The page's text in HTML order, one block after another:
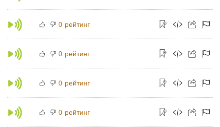
0 рейтинг
0 рейтинг
0 рейтинг
0 рейтинг